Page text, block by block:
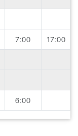
7:00 17:00
6:00